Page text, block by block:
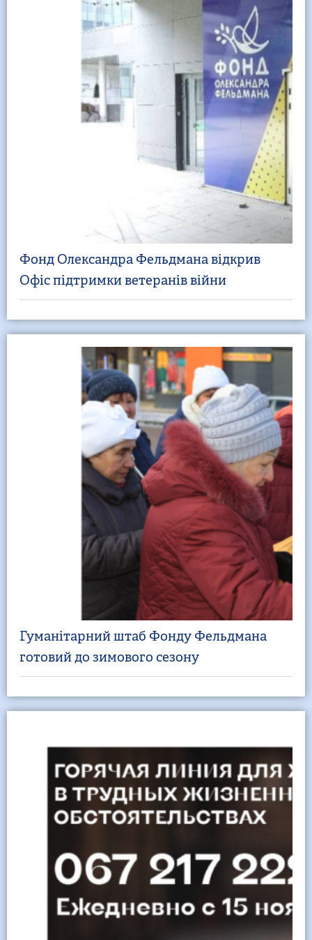
Фонд Олександра Фельдмана відкрив
Офіс підтримки ветеранів війни
Гуманітарний штаб Фонду Фельдмана
готовий до зимового сезону